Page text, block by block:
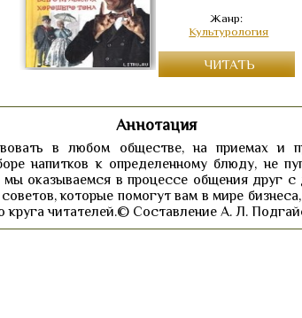
Жанр:
Культурология
ЧИТАТЬ
Аннотация
в любом обществе, на приемах и
напитков к определенному блюду, не
оказываемся в процессе общения друг с
которые помогут вам в мире
круга читателей.© Составление А. Л.